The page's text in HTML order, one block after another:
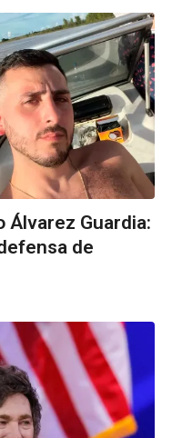
Álvarez Guardia:
de